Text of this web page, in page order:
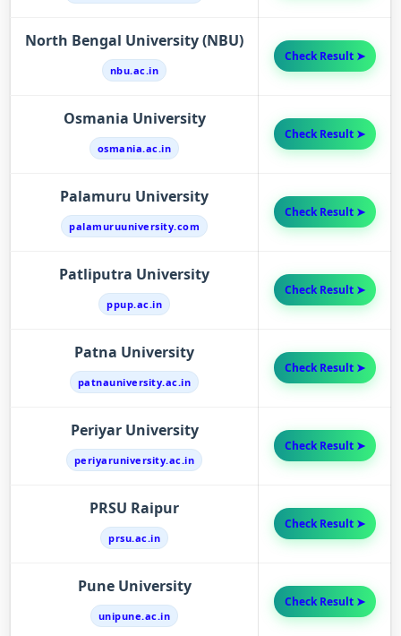
North Bengal University (NBU)
nbu.ac.in
Check Result ➤
Osmania University
osmania.ac.in
Check Result ➤
Palamuru University
palamuruuniversity.com
Check Result ➤
Patliputra University
ppup.ac.in
Check Result ➤
Patna University
patnauniversity.ac.in
Check Result ➤
Periyar University
periyaruniversity.ac.in
Check Result ➤
PRSU Raipur
prsu.ac.in
Check Result ➤
Pune University
unipune.ac.in
Check Result ➤